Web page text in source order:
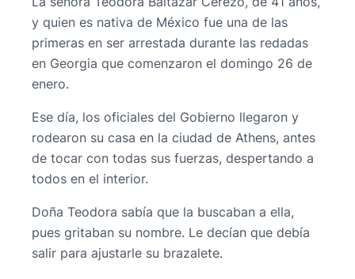
y quien es nativa de México fue una de las
primeras en ser arrestada durante las redadas
en Georgia que comenzaron el domingo 26 de
enero.
Ese día, los oficiales del Gobierno llegaron y
rodearon su casa en la ciudad de Athens, antes
de tocar con todas sus fuerzas, despertando a
todos en el interior.
Doña Teodora sabía que la buscaban a ella,
pues gritaban su nombre. Le decían que debía
salir para ajustarle su brazalete.